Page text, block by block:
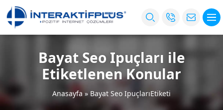
Bayat Seo Ipuçları ile
Etiketlenen Konular
Anasayfa»Bayat Seo IpuçlarıEtiketi